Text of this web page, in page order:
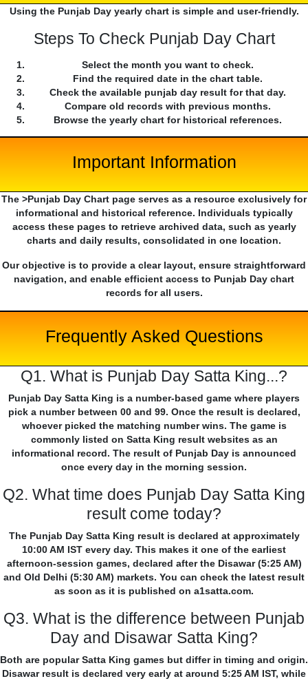
Using the Punjab Day yearly chart is simple and user-friendly.
Steps To Check Punjab Day Chart
Select the month you want to check.
Find the required date in the chart table.
Check the available punjab day result for that day.
Compare old records with previous months.
Browse the yearly chart for historical references.
Important Information
The >Punjab Day Chart page serves as a resource exclusively for
informational and historical reference. Individuals typically
access these pages to retrieve archived data, such as yearly
charts and daily results, consolidated in one location.
Our objective is to provide a clear layout, ensure straightforward
navigation, and enable efficient access to Punjab Day chart
records for all users.
Frequently Asked Questions
Q1. What is Punjab Day Satta King...?
Punjab Day Satta King is a number-based game where players
pick a number between 00 and 99. Once the result is declared,
whoever picked the matching number wins. The game is
commonly listed on Satta King result websites as an
informational record. The result of Punjab Day is announced
once every day in the morning session.
Q2. What time does Punjab Day Satta King
result come today?
The Punjab Day Satta King result is declared at approximately
10:00 AM IST every day. This makes it one of the earliest
afternoon-session games, declared after the Disawar (5:25 AM)
and Old Delhi (5:30 AM) markets. You can check the latest result
as soon as it is published on a1satta.com.
Q3. What is the difference between Punjab
Day and Disawar Satta King?
Both are popular Satta King games but differ in timing and origin.
Disawar result is declared very early at around 5:25 AM IST, while